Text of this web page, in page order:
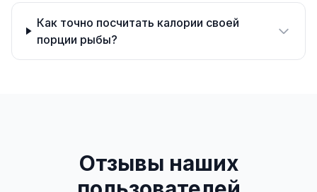
Как точно посчитать калории своей
порции рыбы?
Отзывы наших